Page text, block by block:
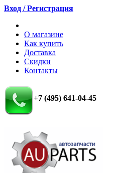
Вход / Регистрация
О магазине
Как купить
Доставка
Скидки
Контакты
+7 (495) 641-04-45